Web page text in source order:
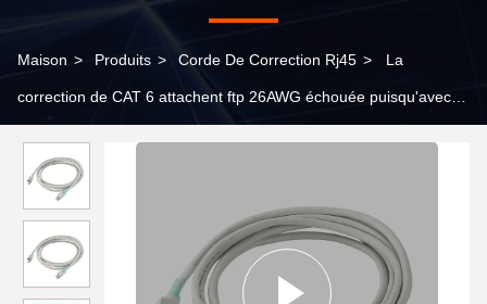
Maison > Produits > Corde De Correction Rj45 > La
correction de CAT 6 attachent ftp 26AWG échouée puisqu'avec la